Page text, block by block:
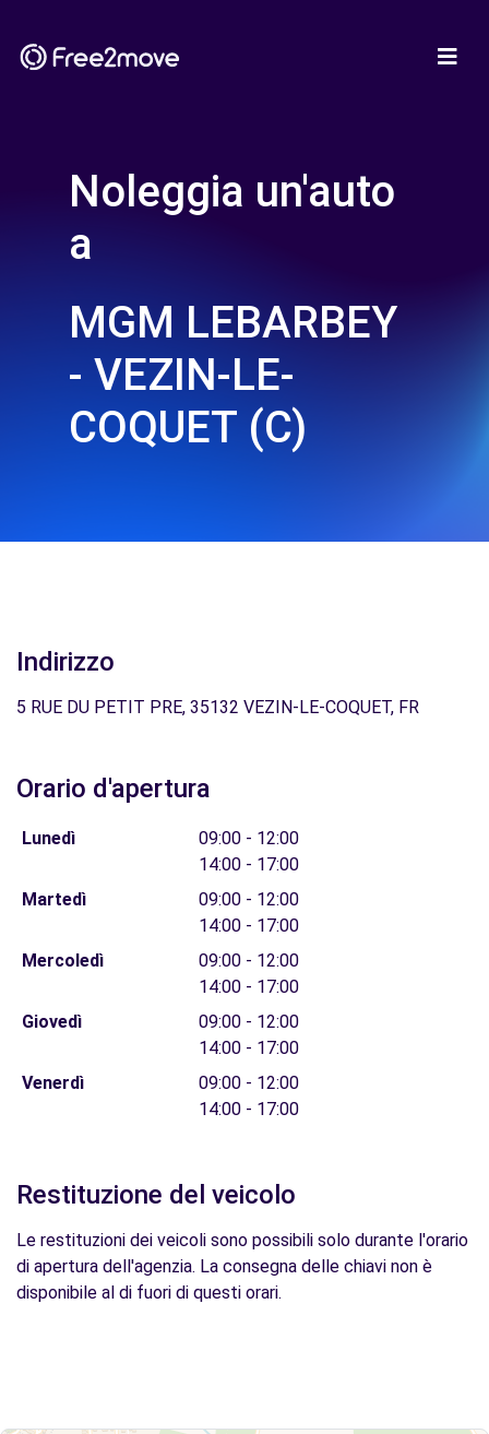
Noleggia un'auto
a
MGM LEBARBEY
- VEZIN-LE-
COQUET (C)
Indirizzo
5 RUE DU PETIT PRE, 35132 VEZIN-LE-COQUET, FR
Orario d'apertura
Lunedì
09:00 - 12:00
14:00 - 17:00
Martedì
09:00 - 12:00
14:00 - 17:00
Mercoledì
09:00 - 12:00
14:00 - 17:00
Giovedì
09:00 - 12:00
14:00 - 17:00
Venerdì
09:00 - 12:00
14:00 - 17:00
Restituzione del veicolo
Le restituzioni dei veicoli sono possibili solo durante l'orario
di apertura dell'agenzia. La consegna delle chiavi non è
disponibile al di fuori di questi orari.